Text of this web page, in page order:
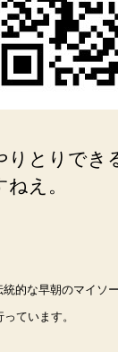
りとりでき
え。
的な早朝のマイソ
ています。